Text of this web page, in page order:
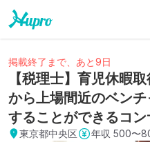
掲載終了まで、あと9日
【税理士】育児休暇
から上場間近のベン
することができるコ
東京都中央区 年収 500〜